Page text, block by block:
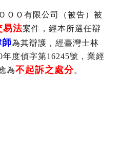
ＯＯ有限公司（被告）被
易法案件，經本所選任辯
為其辯護，經臺灣士林
年度偵字第16245號，業經
為不起訴之處分。